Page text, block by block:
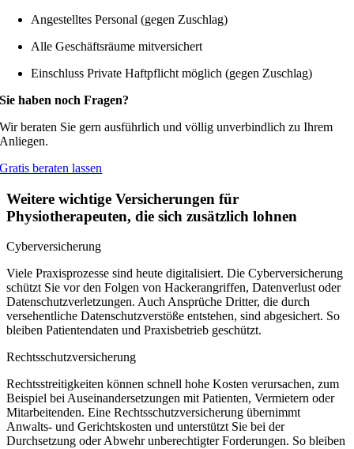
Angestelltes Personal (gegen Zuschlag)
Alle Geschäftsräume mitversichert
Einschluss Private Haftpflicht möglich (gegen Zuschlag)
Sie haben noch Fragen?
Wir beraten Sie gern ausführlich und völlig unverbindlich zu Ihrem
Anliegen.
Gratis beraten lassen
Weitere wichtige Versicherungen für
Physiotherapeuten, die sich zusätzlich lohnen
Cyberversicherung
Viele Praxisprozesse sind heute digitalisiert. Die Cyberversicherung
schützt Sie vor den Folgen von Hackerangriffen, Datenverlust oder
Datenschutzverletzungen. Auch Ansprüche Dritter, die durch
versehentliche Datenschutzverstöße entstehen, sind abgesichert. So
bleiben Patientendaten und Praxisbetrieb geschützt.
Rechtsschutzversicherung
Rechtsstreitigkeiten können schnell hohe Kosten verursachen, zum
Beispiel bei Auseinandersetzungen mit Patienten, Vermietern oder
Mitarbeitenden. Eine Rechtsschutzversicherung übernimmt
Anwalts- und Gerichtskosten und unterstützt Sie bei der
Durchsetzung oder Abwehr unberechtigter Forderungen. So bleiben